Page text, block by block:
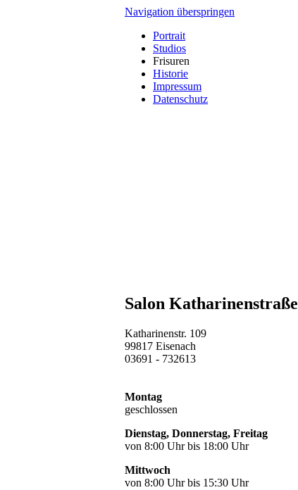
Navigation überspringen
Portrait
Studios
Frisuren
Historie
Impressum
Datenschutz
Salon Katharinenstraße
Katharinenstr. 109
99817 Eisenach
03691 - 732613
Montag
geschlossen
Dienstag, Donnerstag, Freitag
von 8:00 Uhr bis 18:00 Uhr
Mittwoch
von 8:00 Uhr bis 15:30 Uhr